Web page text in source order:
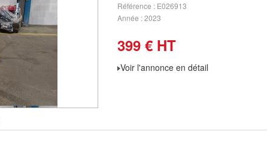
Référence
E026913
Année 2023
399 € HT
Voir l'annonce en détail